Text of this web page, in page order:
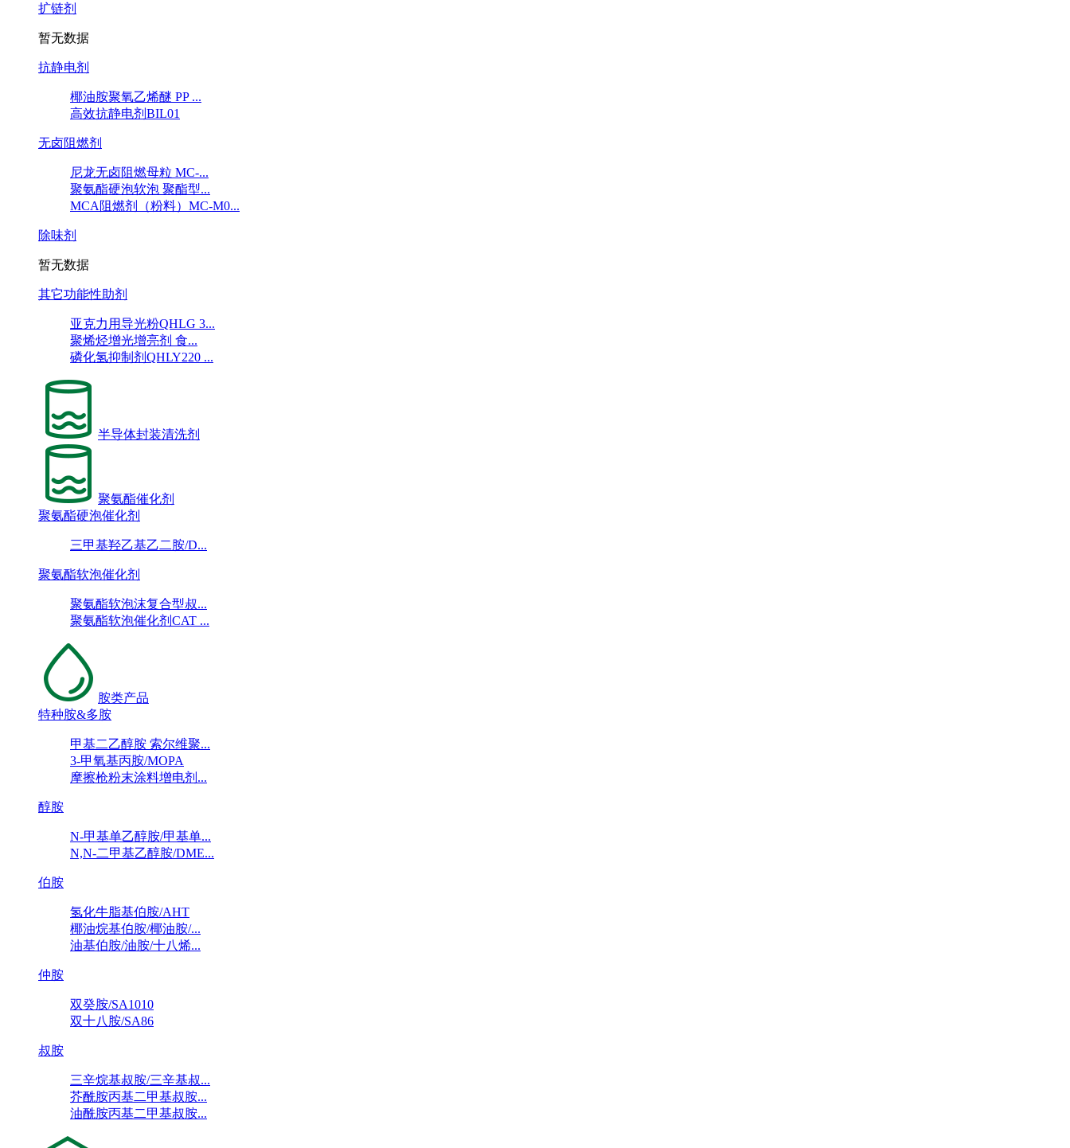
扩链剂
暂无数据
抗静电剂
椰油胺聚氧乙烯醚 PP ...
高效抗静电剂BIL01
无卤阻燃剂
尼龙无卤阻燃母粒 MC-...
聚氨酯硬泡软泡 聚酯型...
MCA阻燃剂（粉料）MC-M0...
除味剂
暂无数据
其它功能性助剂
亚克力用导光粉QHLG 3...
聚烯烃增光增亮剂 食...
磷化氢抑制剂QHLY220 ...
半导体封装清洗剂
聚氨酯催化剂
聚氨酯硬泡催化剂
三甲基羟乙基乙二胺/D...
聚氨酯软泡催化剂
聚氨酯软泡沫复合型叔...
聚氨酯软泡催化剂CAT ...
胺类产品
特种胺&多胺
甲基二乙醇胺 索尔维聚...
3-甲氧基丙胺/MOPA
摩擦枪粉末涂料增电剂...
醇胺
N-甲基单乙醇胺/甲基单...
N,N-二甲基乙醇胺/DME...
伯胺
氢化牛脂基伯胺/AHT
椰油烷基伯胺/椰油胺/...
油基伯胺/油胺/十八烯...
仲胺
双癸胺/SA1010
双十八胺/SA86
叔胺
三辛烷基叔胺/三辛基叔...
芥酰胺丙基二甲基叔胺...
油酰胺丙基二甲基叔胺...